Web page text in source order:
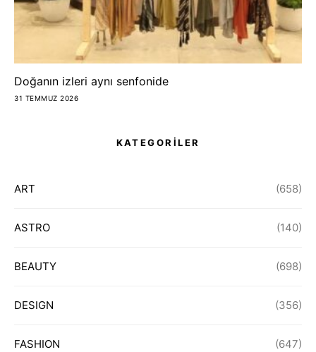
Doğanın izleri aynı senfonide
31 TEMMUZ 2026
KATEGORİLER
ART (658)
ASTRO (140)
BEAUTY (698)
DESIGN (356)
FASHION (647)